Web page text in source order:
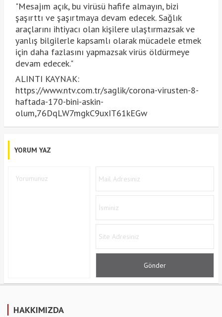
"Mesajım açık, bu virüsü hafife almayın, bizi
şaşırttı ve şaşırtmaya devam edecek. Sağlık
araçlarını ihtiyacı olan kişilere ulaştırmazsak ve
yanlış bilgilerle kapsamlı olarak mücadele etmek
için daha fazlasını yapmazsak virüs öldürmeye
devam edecek."
ALINTI KAYNAK:
https://www.ntv.com.tr/saglik/corona-virusten-8-
haftada-170-bini-askin-
olum,76DqLW7mgkC9uxIT61kEGw
YORUM YAZ
HAKKIMIZDA